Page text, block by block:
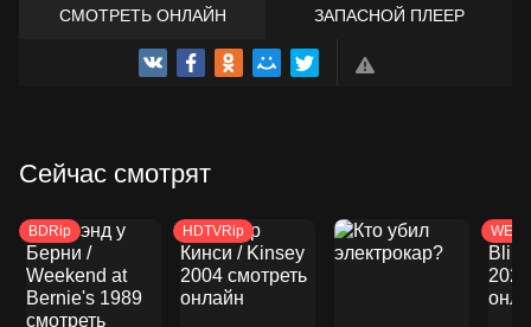
СМОТРЕТЬ ОНЛАЙН ЗАПАСНОЙ ПЛЕЕР
ТРЕЙЛЕР
Сейчас смотрят
BDRip HDTVRip WEB-